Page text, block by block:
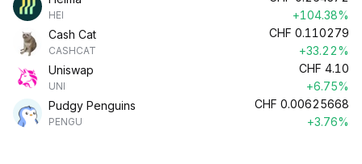
HEI
+104.38%
Cash Cat
CASHCAT
CHF 0.110279
+33.22%
Uniswap
UNI
CHF 4.10
+6.75%
Pudgy Penguins
PENGU
CHF 0.00625668
+3.76%